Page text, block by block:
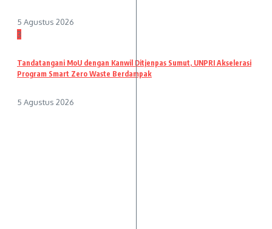
5 Agustus 2026
3
Tandatangani MoU dengan Kanwil Ditjenpas Sumut, UNPRI Akselerasi
Program Smart Zero Waste Berdampak
5 Agustus 2026